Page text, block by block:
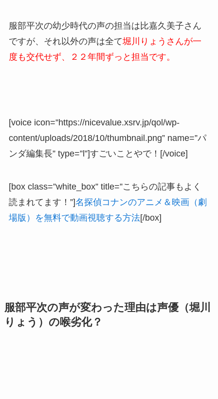
服部平次の幼少時代の声の担当は比嘉久美子さん
ですが、それ以外の声は全て堀川りょうさんが一
度も交代せず、２２年間ずっと担当です。
[voice icon=”https://nicevalue.xsrv.jp/qol/wp-
content/uploads/2018/10/thumbnail.png” name=”パ
ンダ編集長” type=”l”]すごいことやで！[/voice]
[box class=”white_box” title=”こちらの記事もよく
読まれてます！”]名探偵コナンのアニメ＆映画（劇
場版）を無料で動画視聴する方法[/box]
服部平次の声が変わった理由は声優（堀川
りょう）の喉劣化？